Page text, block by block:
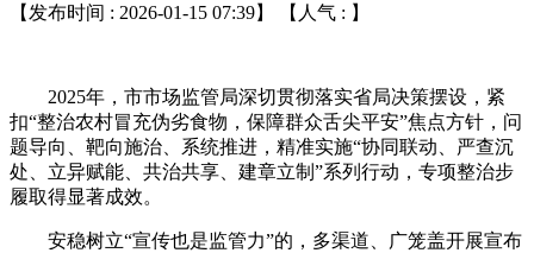
【发布时间 : 2026-01-15 07:39】 【人气 : 】
2025年，市市场监管局深切贯彻落实省局决策摆设，紧
扣“整治农村冒充伪劣食物，保障群众舌尖平安”焦点方针，问
题导向、靶向施治、系统推进，精准实施“协同联动、严查沉
处、立异赋能、共治共享、建章立制”系列行动，专项整治步
履取得显著成效。
安稳树立“宣传也是监管力”的，多渠道、广笼盖开展宣布